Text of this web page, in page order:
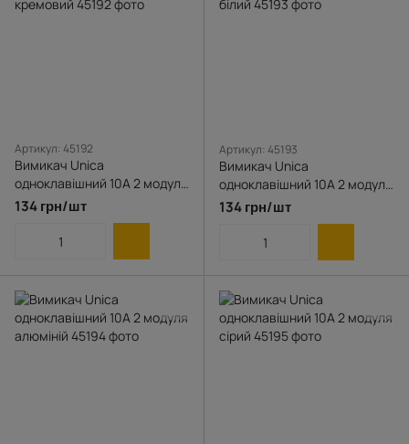
Артикул: 45192
Вимикач Unica
одноклавішний 10А 2 модуля
кремовий
134 грн/шт
Артикул: 45193
Вимикач Unica
одноклавішний 10А 2 модуля
білий
134 грн/шт